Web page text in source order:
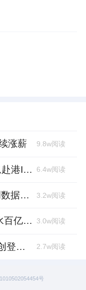
涨薪 9.8w阅读
三年离职7341人，汉得信息赴港IPO前欠缴社保1.55亿元 6.4w阅读
7月A股跌幅前十榜单：云创数据跌88.8%，西安奕材跌去六成市值 3.2w阅读
易点天下赴港IPO前市值缩水百亿，邹小武和创业伙伴收割了10亿 3.0w阅读
年内第二高价股来了，嘉立创登陆深交所开盘涨超177%、总市值1300亿元 2.7w阅读
号